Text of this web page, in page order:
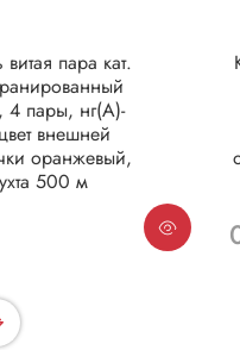
пара кат.
4 пары, нг(А)-
внешней
оранжевый,
500 м